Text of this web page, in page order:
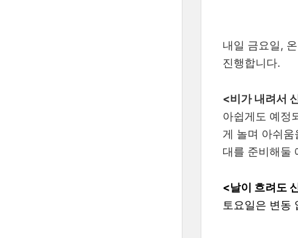
내일 금요일,
진행합니다.
<비가 내려서
아쉽게도 예정
게 놀며 아쉬
대를 준비해둘
<날이 흐려도
토요일은 변동